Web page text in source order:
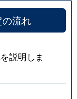
流れ
説明しま